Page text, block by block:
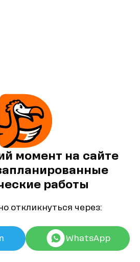
момент на сайте
работы
откликнуться через:
WhatsApp